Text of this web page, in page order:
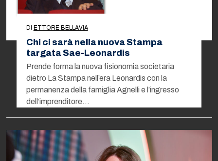
DI ETTORE BELLAVIA
Chi ci sarà nella nuova Stampa
targata Sae-Leonardis
Prende forma la nuova fisionomia societaria
dietro La Stampa nell’era Leonardis con la
permanenza della famiglia Agnelli e l’ingresso
dell’imprenditore…